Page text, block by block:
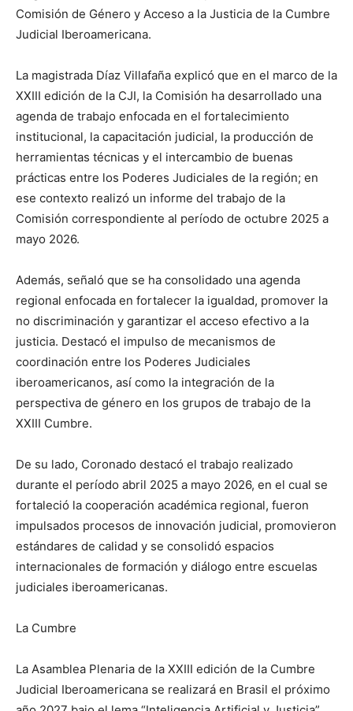
Comisión de Género y Acceso a la Justicia de la Cumbre
Judicial Iberoamericana.
La magistrada Díaz Villafaña explicó que en el marco de la
XXIII edición de la CJI, la Comisión ha desarrollado una
agenda de trabajo enfocada en el fortalecimiento
institucional, la capacitación judicial, la producción de
herramientas técnicas y el intercambio de buenas
prácticas entre los Poderes Judiciales de la región; en
ese contexto realizó un informe del trabajo de la
Comisión correspondiente al período de octubre 2025 a
mayo 2026.
Además, señaló que se ha consolidado una agenda
regional enfocada en fortalecer la igualdad, promover la
no discriminación y garantizar el acceso efectivo a la
justicia. Destacó el impulso de mecanismos de
coordinación entre los Poderes Judiciales
iberoamericanos, así como la integración de la
perspectiva de género en los grupos de trabajo de la
XXIII Cumbre.
De su lado, Coronado destacó el trabajo realizado
durante el período abril 2025 a mayo 2026, en el cual se
fortaleció la cooperación académica regional, fueron
impulsados procesos de innovación judicial, promovieron
estándares de calidad y se consolidó espacios
internacionales de formación y diálogo entre escuelas
judiciales iberoamericanas.
La Cumbre
La Asamblea Plenaria de la XXIII edición de la Cumbre
Judicial Iberoamericana se realizará en Brasil el próximo